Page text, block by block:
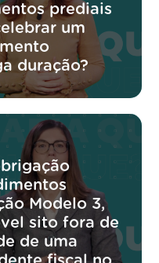
prediais
um
duração?
Modelo 3,
sito fora de
de uma